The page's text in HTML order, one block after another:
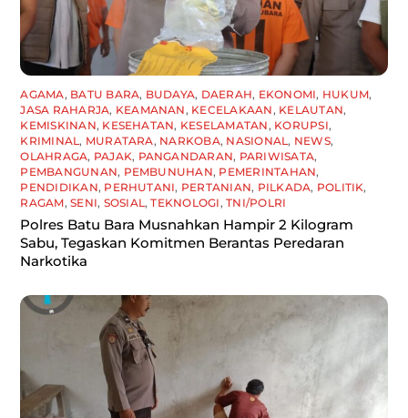
AGAMA, BATU BARA, BUDAYA, DAERAH, EKONOMI, HUKUM,
JASA RAHARJA, KEAMANAN , KECELAKAAN , KELAUTAN,
KEMISKINAN, KESEHATAN, KESELAMATAN , KORUPSI,
KRIMINAL , MURATARA, NARKOBA, NASIONAL , NEWS,
OLAHRAGA, PAJAK, PANGANDARAN, PARIWISATA,
PEMBANGUNAN, PEMBUNUHAN, PEMERINTAHAN,
PENDIDIKAN, PERHUTANI, PERTANIAN, PILKADA, POLITIK,
RAGAM,SENI, SOSIAL ,TEKNOLOGI ,TNI/POLRI
Polres Batu Bara Musnahkan Hampir 2 Kilogram
Sabu, Tegaskan Komitmen Berantas Peredaran
Narkotika